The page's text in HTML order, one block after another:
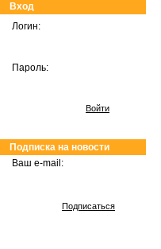
Вход
Логин:
Пароль:
Войти
Подписка на новости
Ваш e-mail:
Подписаться